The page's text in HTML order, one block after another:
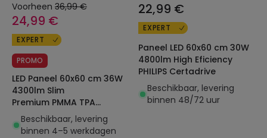
Voorheen 36,99 €
24,99 €
EXPERT
PROMO
LED Paneel 60x60 cm 36W
4300lm Slim
Premium PMMA TPA
Driver Philips Certadrive
Beschikbaar, levering
binnen 4–5 werkdagen
22,99 €
EXPERT
Paneel LED 60x60 cm 30W
4800lm High Eficiency
PHILIPS Certadrive
Beschikbaar, levering
binnen 48/72 uur